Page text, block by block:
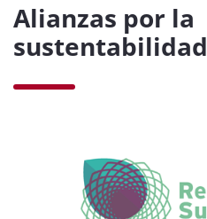
Alianzas por la
sustentabilidad